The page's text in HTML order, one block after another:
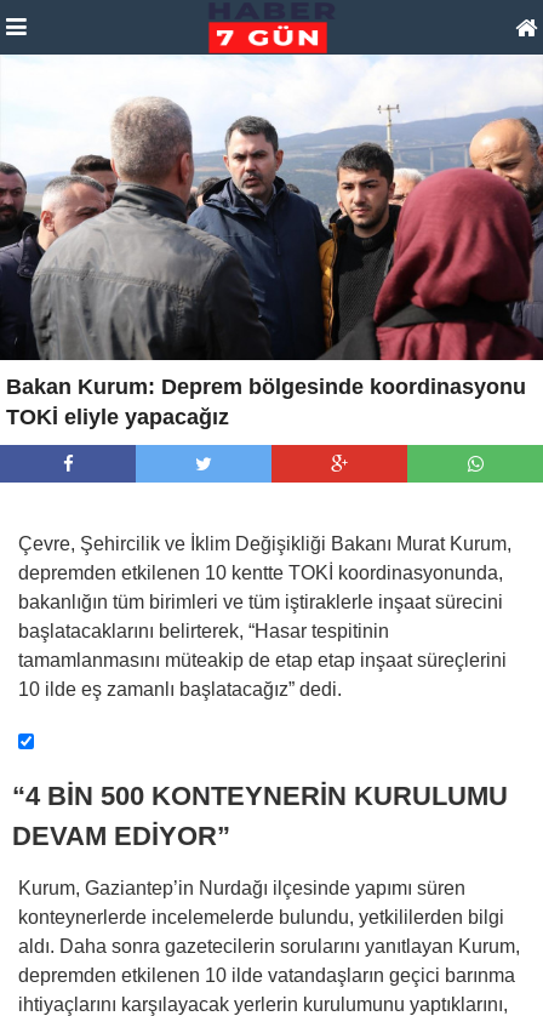
Bakan Kurum: Deprem bölgesinde koordinasyonu
TOKİ eliyle yapacağız
Çevre, Şehircilik ve İklim Değişikliği Bakanı Murat Kurum,
depremden etkilenen 10 kentte TOKİ koordinasyonunda,
bakanlığın tüm birimleri ve tüm iştiraklerle inşaat sürecini
başlatacaklarını belirterek, “Hasar tespitinin
tamamlanmasını müteakip de etap etap inşaat süreçlerini
10 ilde eş zamanlı başlatacağız” dedi.
“4 BİN 500 KONTEYNERİN KURULUMU
DEVAM EDİYOR”
Kurum, Gaziantep’in Nurdağı ilçesinde yapımı süren
konteynerlerde incelemelerde bulundu, yetkililerden bilgi
aldı. Daha sonra gazetecilerin sorularını yanıtlayan Kurum,
depremden etkilenen 10 ilde vatandaşların geçici barınma
ihtiyaçlarını karşılayacak yerlerin kurulumunu yaptıklarını,